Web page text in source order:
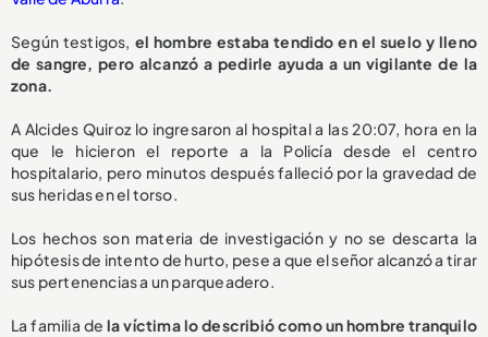
Según testigos, el hombre estaba tendido en el suelo y lleno
de sangre, pero alcanzó a pedirle ayuda a un vigilante de la
zona.
A Alcides Quiroz lo ingresaron al hospital a las 20:07, hora en la
que le hicieron el reporte a la Policía desde el centro
hospitalario, pero minutos después falleció por la gravedad de
sus heridas en el torso.
Los hechos son materia de investigación y no se descarta la
hipótesis de intento de hurto, pese a que el señor alcanzó a tirar
sus pertenencias a un parqueadero.
La familia de la víctima lo describió como un hombre tranquilo